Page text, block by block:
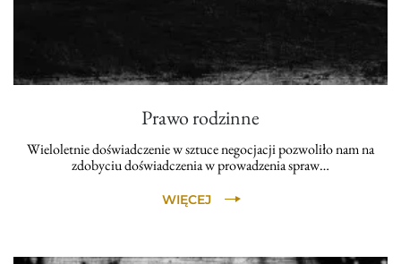
Prawo rodzinne
Wieloletnie doświadczenie w sztuce negocjacji pozwoliło nam na
zdobyciu doświadczenia w prowadzenia spraw…
WIĘCEJ